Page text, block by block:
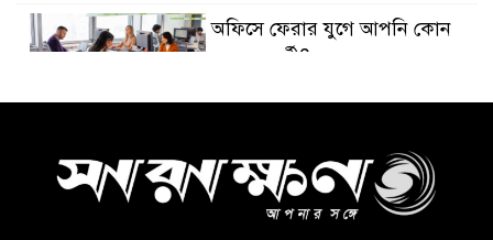
অফিসে ফেরার যুগে আপনি কোন
ধরনের কর্মী?
প্রতিরক্ষা ব্যবস্থা চাইল ইউক্রেন
নেছারাবাদের নৌকা শিল্পে নতুন